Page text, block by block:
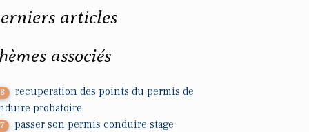
articles
associés
recuperation des points du permis de
probatoire
passer son permis conduire stage